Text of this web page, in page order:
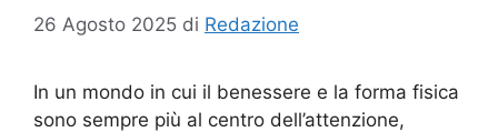
26 Agosto 2025 di Redazione
In un mondo in cui il benessere e la forma fisica
sono sempre più al centro dell’attenzione,